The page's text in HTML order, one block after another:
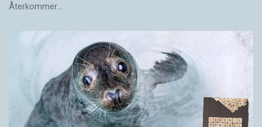
Återkommer…